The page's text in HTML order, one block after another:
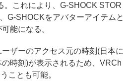
。これにより、G-SHOCK STOR
G-SHOCKをアバターアイテムと
能になる。
ザーのアクセス元の時刻(日本に
時刻)が表示されるため、VRCh
ことも可能。